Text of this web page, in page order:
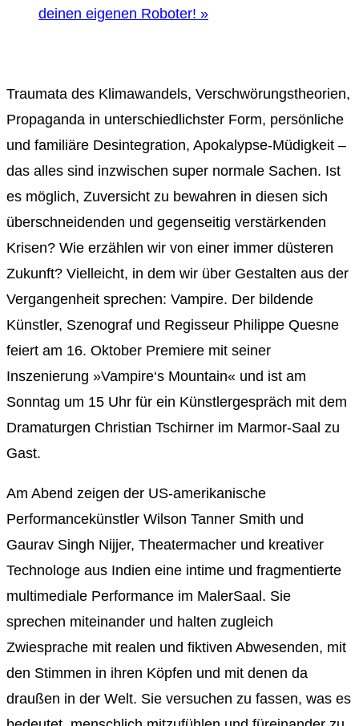
deinen eigenen Roboter! »
Traumata des Klimawandels, Verschwörungstheorien,
Propaganda in unterschiedlichster Form, persönliche
und familiäre Desintegration, Apokalypse-Müdigkeit –
das alles sind inzwischen super normale Sachen. Ist
es möglich, Zuversicht zu bewahren in diesen sich
überschneidenden und gegenseitig verstärkenden
Krisen? Wie erzählen wir von einer immer düsteren
Zukunft? Vielleicht, in dem wir über Gestalten aus der
Vergangenheit sprechen: Vampire. Der bildende
Künstler, Szenograf und Regisseur Philippe Quesne
feiert am 16. Oktober Premiere mit seiner
Inszenierung »Vampire‘s Mountain« und ist am
Sonntag um 15 Uhr für ein Künstlergespräch mit dem
Dramaturgen Christian Tschirner im Marmor-Saal zu
Gast.
Am Abend zeigen der US-amerikanische
Performancekünstler Wilson Tanner Smith und
Gaurav Singh Nijjer, Theatermacher und kreativer
Technologe aus Indien eine intime und fragmentierte
multimediale Performance im MalerSaal. Sie
sprechen miteinander und halten zugleich
Zwiesprache mit realen und fiktiven Abwesenden, mit
den Stimmen in ihren Köpfen und mit denen da
draußen in der Welt. Sie versuchen zu fassen, was es